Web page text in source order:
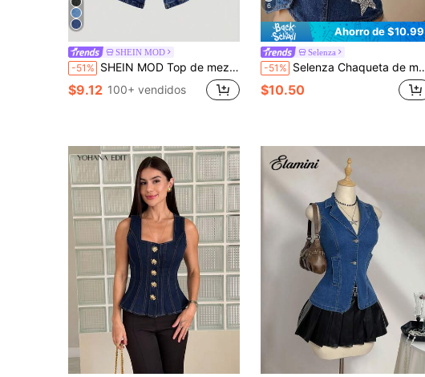
SHEIN MOD
-51% SHEIN MOD Top de mezclilla sin mangas con cuello redondo y botones delanteros para mujer, de moda para el verano
$9.12 100+ vendidos
6
Ahorro de $10.99
Selenza
-51% Selenza Chaqueta de mezclilla para mujer con diseño de patrón de estrellas y pedrería, cuello en V, sin mangas y dobladillo asimétrico
$10.50